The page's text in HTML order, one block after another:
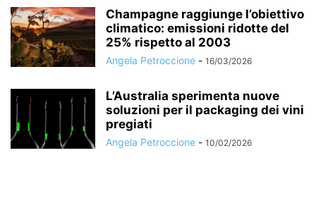
Champagne raggiunge l’obiettivo
climatico: emissioni ridotte del
25% rispetto al 2003
Angela Petroccione - 16/03/2026
L’Australia sperimenta nuove
soluzioni per il packaging dei vini
pregiati
Angela Petroccione - 10/02/2026